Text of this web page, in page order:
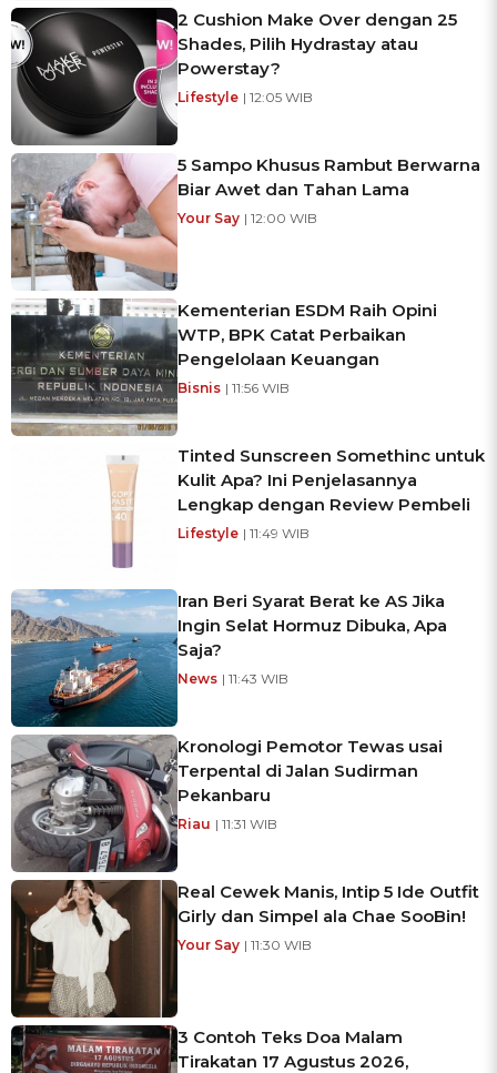
2 Cushion Make Over dengan 25
Shades, Pilih Hydrastay atau
Powerstay?
Lifestyle | 12:05 WIB
5 Sampo Khusus Rambut Berwarna
Biar Awet dan Tahan Lama
Your Say | 12:00 WIB
Kementerian ESDM Raih Opini
WTP, BPK Catat Perbaikan
Pengelolaan Keuangan
Bisnis | 11:56 WIB
Tinted Sunscreen Somethinc untuk
Kulit Apa? Ini Penjelasannya
Lengkap dengan Review Pembeli
Lifestyle | 11:49 WIB
Iran Beri Syarat Berat ke AS Jika
Ingin Selat Hormuz Dibuka, Apa
Saja?
News | 11:43 WIB
Kronologi Pemotor Tewas usai
Terpental di Jalan Sudirman
Pekanbaru
Riau | 11:31 WIB
Real Cewek Manis, Intip 5 Ide Outfit
Girly dan Simpel ala Chae SooBin!
Your Say | 11:30 WIB
3 Contoh Teks Doa Malam
Tirakatan 17 Agustus 2026,